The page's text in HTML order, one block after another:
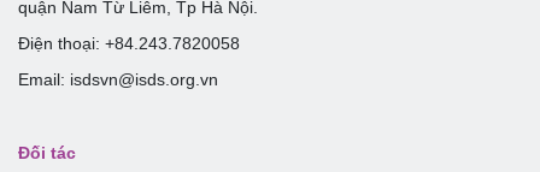
quận Nam Từ Liêm, Tp Hà Nội.
Điện thoại: +84.243.7820058
Email: isdsvn@isds.org.vn
Đối tác